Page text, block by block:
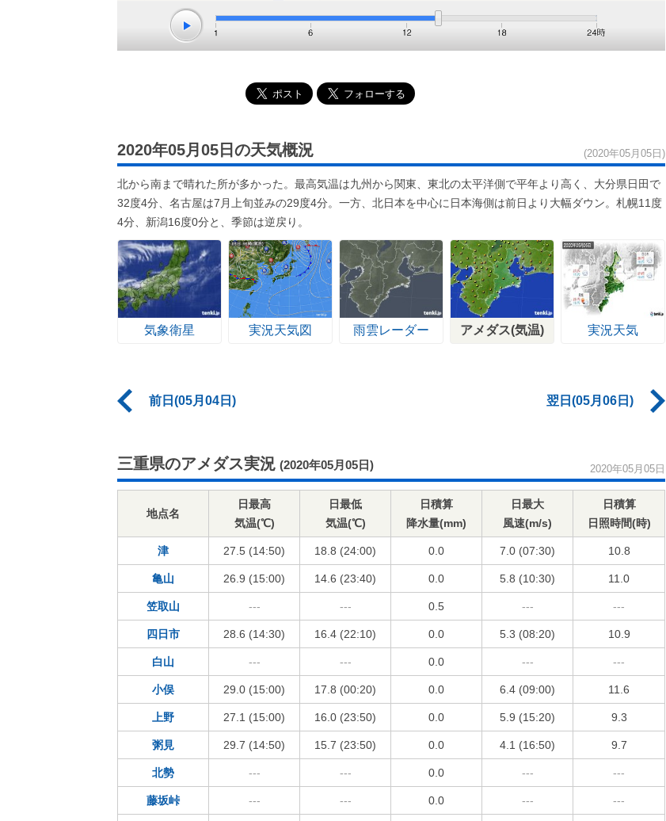
2020年05月05日の天気概況 (2020年05月05日)
北から南まで晴れた所が多かった。最高気温は九州から関東、東北の太平洋側で平年より高く、大分県日田で
32度4分、名古屋は7月上旬並みの29度4分。一方、北日本を中心に日本海側は前日より大幅ダウン。札幌11度
4分、新潟16度0分と、季節は逆戻り。
気象衛星 実況天気図 雨雲レーダー アメダス(気温) 実況天気
前日(05月04日) 翌日(05月06日)
三重県のアメダス実況 (2020年05月05日) 2020年05月05日
地点名
日最高
気温(℃)
日最低
気温(℃)
日積算
降水量(mm)
日最大
風速(m/s)
日積算
日照時間(時)
津 27.5 (14:50) 18.8 (24:00) 0.0 7.0 (07:30) 10.8
亀山 26.9 (15:00) 14.6 (23:40) 0.0 5.8 (10:30) 11.0
笠取山 --- --- 0.5 --- ---
四日市 28.6 (14:30) 16.4 (22:10) 0.0 5.3 (08:20) 10.9
白山 --- --- 0.0 --- ---
小俣 29.0 (15:00) 17.8 (00:20) 0.0 6.4 (09:00) 11.6
上野 27.1 (15:00) 16.0 (23:50) 0.0 5.9 (15:20) 9.3
粥見 29.7 (14:50) 15.7 (23:50) 0.0 4.1 (16:50) 9.7
北勢 --- --- 0.0 --- ---
藤坂峠 --- --- 0.0 --- ---